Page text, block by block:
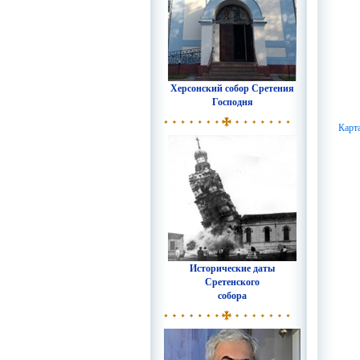
Херсонский собор Сретения
Господня
Исторические даты
Сретенского
собора